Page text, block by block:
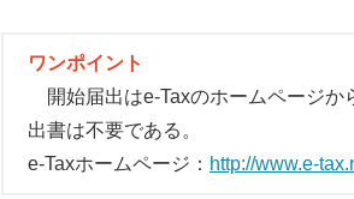
ワンポイント
開始届出はe-Taxのホームページか
出書は不要である。
e-Taxホームページ： http://www.e-